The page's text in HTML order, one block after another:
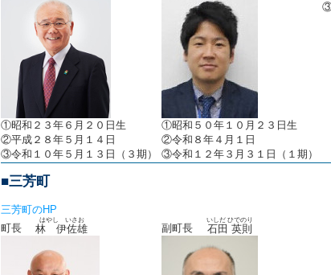
①昭和２３年６月２０日生
②平成２８年５月１４日
③令和１０年５月１３日（３期）
①昭和５０年１０月２３日生
②令和８年４月１日
③令和１２年３月３１日（１期）
③
■三芳町
三芳町のHP
町長 林 伊佐雄
はやし いさお
副町長 石田 英則
いしだ ひでのり